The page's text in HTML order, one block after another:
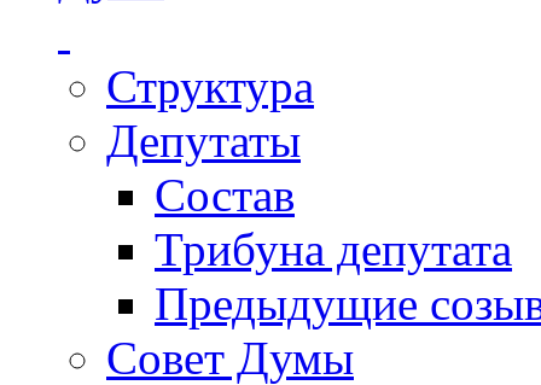
Структура
Депутаты
Состав
Трибуна депутата
Предыдущие
Совет Думы